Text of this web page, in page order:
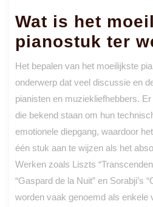
Wat is het
pianostuk ter
Het bepalen van het moeilijkste
onderwerp dat veel discussie en
pianisten en muziekliefhebbers.
die bekend staan om hun
emotionele diepgang, waardoor
één stuk aan te wijzen als het
Werken zoals Liszts
“Gaspard de la Nuit” en Sorabji’s
worden vaak genoemd als enkele